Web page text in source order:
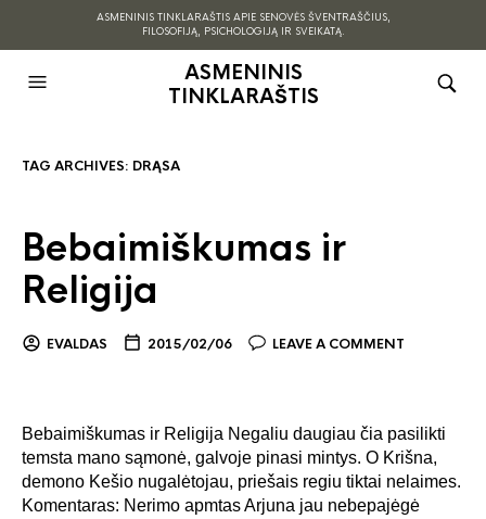
ASMENINIS TINKLARAŠTIS APIE SENOVĖS ŠVENTRAŠČIUS,
FILOSOFIJĄ, PSICHOLOGIJĄ IR SVEIKATĄ.
ASMENINIS
TINKLARAŠTIS
TAG ARCHIVES: DRĄSA
Bebaimiškumas ir
Religija
EVALDAS 2015/02/06 LEAVE A COMMENT
Bebaimiškumas ir Religija Negaliu daugiau čia pasilikti
temsta mano sąmonė, galvoje pinasi mintys. O Krišna,
demono Kešio nugalėtojau, priešais regiu tiktai nelaimes.
Komentaras: Nerimo apmtas Arjuna jau nebepajėgė